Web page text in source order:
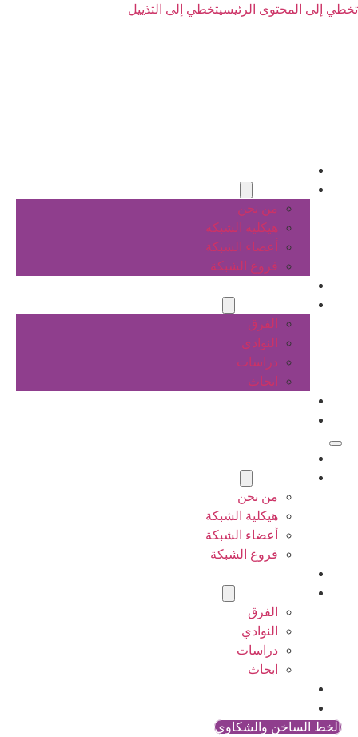
تخطي إلى المحتوى الرئيسيتخطي إلى التذييل
من نحن
هيكلية الشبكة
أعضاء الشبكة
فروع الشبكة
الفرق
النوادي
دراسات
ابحاث
من نحن
هيكلية الشبكة
أعضاء الشبكة
فروع الشبكة
الفرق
النوادي
دراسات
ابحاث
الخط الساخن والشكاوي